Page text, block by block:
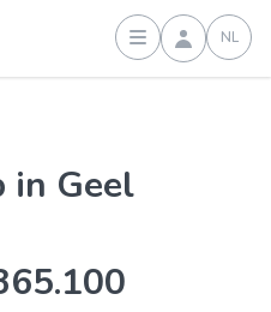
Inloggen
NL
in Geel